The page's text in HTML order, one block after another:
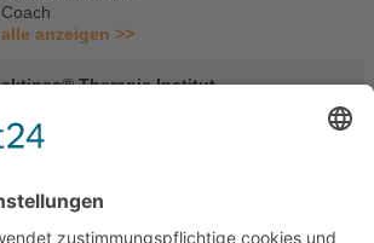
Coach
alle anzeigen >>
aktipas® Therapie Institut
Verwoodstraße 9
65835 Liederbach
Tel.: 069 / 37003797
E-Mail
Homepage
Portasanitas-Profil